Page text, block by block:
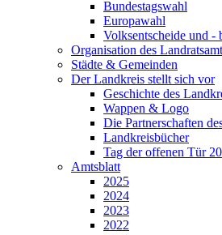
Bundestagswahl
Europawahl
Volksentscheide und -
Organisation des
Städte & Gemeinden
Der Landkreis stellt sich vor
Geschichte des
Wappen & Logo
Die Partnerschaften
Landkreisbücher
Tag der offenen Tür
Amtsblatt
2025
2024
2023
2022